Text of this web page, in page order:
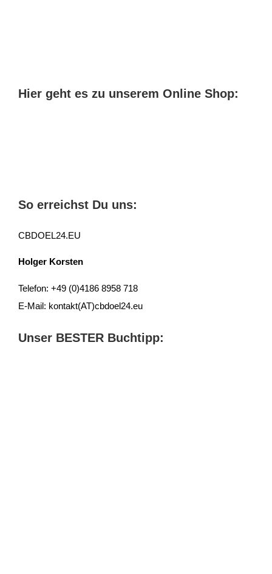
Hier geht es zu unserem Online Shop:
So erreichst Du uns:
CBDOEL24.EU
Holger Korsten
Telefon: +49 (0)4186 8958 718
E-Mail: kontakt(AT)cbdoel24.eu
Unser BESTER Buchtipp: